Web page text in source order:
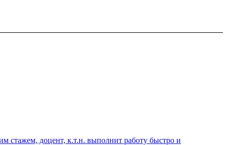
стажем, доцент, к.т.н. выполнит работу быстро и